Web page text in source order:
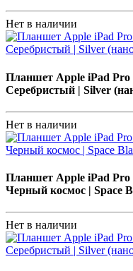
Нет в наличии
Планшет Apple iPad Pro
Серебристый | Silver
Нет в наличии
Планшет Apple iPad Pro
Черный космос | Space
Нет в наличии